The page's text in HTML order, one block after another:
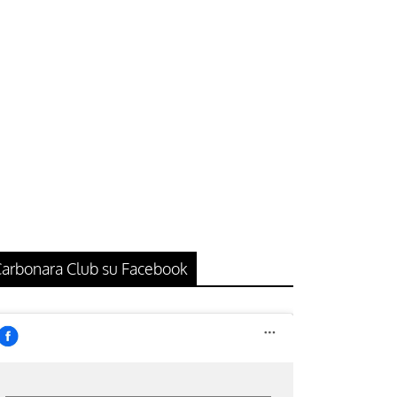
Club su Facebook